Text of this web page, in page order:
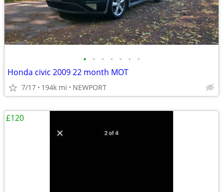
• • • • • • •
Honda civic 2009 22 month MOT
7/17 194k mi NEWPORT
£120